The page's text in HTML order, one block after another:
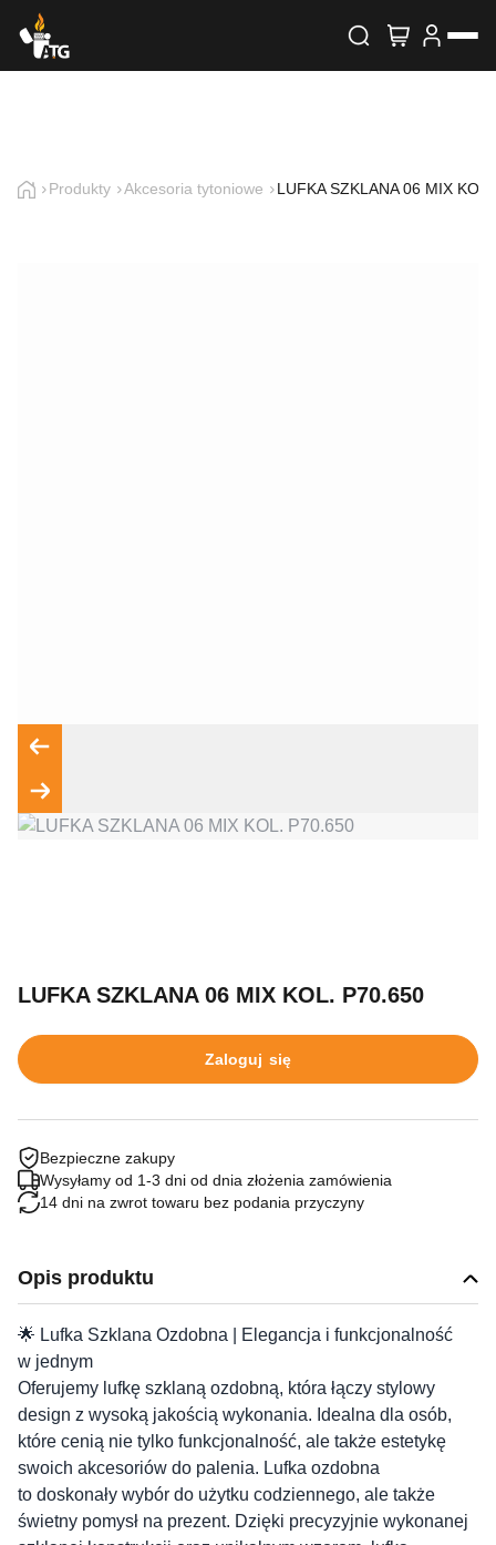
Wyszukiwarka produktów
Imię i nazwisko
Produkty Akcesoria tytoniowe LUFKA SZKLANA 06 MIX
Opis produktu
🌟 Lufka Szklana Ozdobna | Elegancja i funkcjonalność
w jednym
Oferujemy lufkę szklaną ozdobną, która łączy stylowy
design z wysoką jakością wykonania. Idealna dla osób,
które cenią nie tylko funkcjonalność, ale także estetykę
swoich akcesoriów do palenia. Lufka ozdobna
to doskonały wybór do użytku codziennego, ale także
świetny pomysł na prezent. Dzięki precyzyjnie wykonanej
LUFKA SZKLANA 06 MIX KOL. P70.650
Zaloguj się
Bezpieczne zakupy
Wysyłamy od 1-3 dni od dnia złożenia zamówienia
14 dni na zwrot towaru bez podania przyczyny